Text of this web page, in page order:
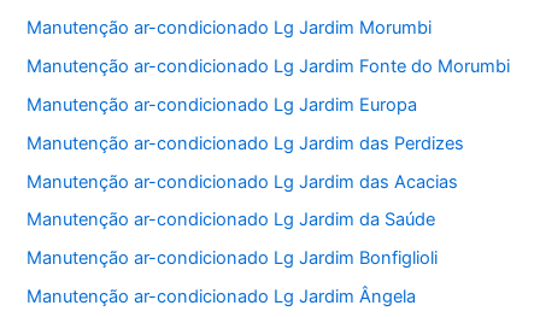
Manutenção ar-condicionado Lg Jardim Morumbi
Manutenção ar-condicionado Lg Jardim Fonte do Morumbi
Manutenção ar-condicionado Lg Jardim Europa
Manutenção ar-condicionado Lg Jardim das Perdizes
Manutenção ar-condicionado Lg Jardim das Acacias
Manutenção ar-condicionado Lg Jardim da Saúde
Manutenção ar-condicionado Lg Jardim Bonfiglioli
Manutenção ar-condicionado Lg Jardim Ângela